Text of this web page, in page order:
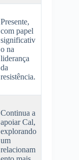
Presente,
com papel
significativ
o na
liderança
da
resistência.
Continua a
apoiar Cal,
explorando
um
relacionam